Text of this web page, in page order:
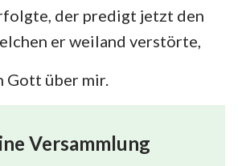
der predigt jetzt den
er weiland verstörte,
Gott über mir.
Versammlung